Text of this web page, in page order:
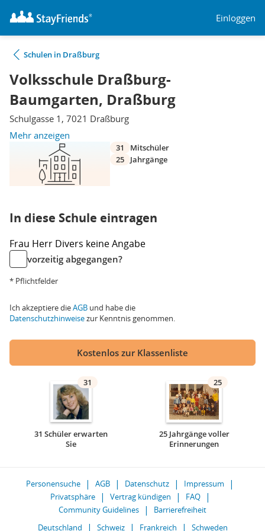
Einloggen
Schulen in Draßburg
Volksschule Draßburg-
Baumgarten, Draßburg
Schulgasse 1, 7021 Draßburg
Mehr anzeigen
31
Mitschüler
25
Jahrgänge
In diese Schule eintragen
Frau Herr Divers keine Angabe
vorzeitig abgegangen?
* Pflichtfelder
Ich akzeptiere dieAGB und habe die
Datenschutzhinweisezur Kenntnis genommen.
Kostenlos zur Klassenliste
31
31 Schüler erwarten
Sie
25
25 Jahrgänge voller
Erinnerungen
Personensuche AGB Datenschutz
Impressum
Privatsphäre
Vertrag kündigen
FAQ
Community Guidelines
Barrierefreiheit
Deutschland
Schweiz Frankreich Schweden